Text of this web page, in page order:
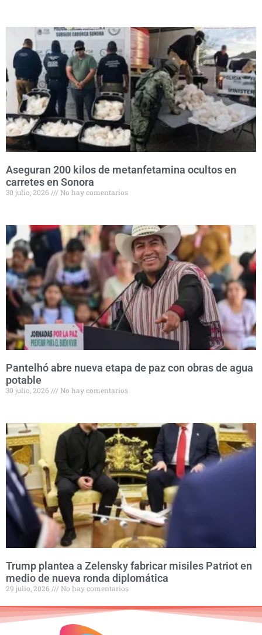
Aseguran 200 kilos de metanfetamina ocultos en
carretes en Sonora
30 julio, 2026 No hay comentarios
Pantelhó abre nueva etapa de paz con obras de agua
potable
30 julio, 2026 No hay comentarios
Trump plantea a Zelensky fabricar misiles Patriot en
medio de nueva ronda diplomática
29 julio, 2026 No hay comentarios